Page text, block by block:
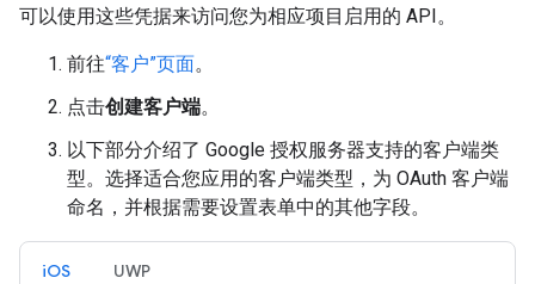
可以使用这些凭据来访问您为相应项目启用的 API。
前往“客户”页面。
点击创建客户端。
以下部分介绍了 Google 授权服务器支持的客户端类
型。选择适合您应用的客户端类型，为 OAuth 客户端
命名，并根据需要设置表单中的其他字段。
iOS UWP